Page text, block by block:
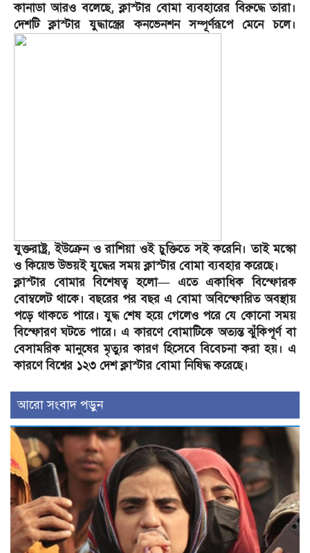
কানাডা আরও বলেছে, ক্লাস্টার বোমা ব্যবহারের বিরুদ্ধে তারা।
দেশটি ক্লাস্টার যুদ্ধাস্ত্রের কনভেনশন সম্পূর্ণরূপে মেনে চলে।
যুক্তরাষ্ট্র, ইউক্রেন ও রাশিয়া ওই চুক্তিতে সই করেনি। তাই মস্কো
ও কিয়েভ উভয়ই যুদ্ধের সময় ক্লাস্টার বোমা ব্যবহার করেছে।
ক্লাস্টার বোমার বিশেষত্ব হলো— এতে একাধিক বিস্ফোরক
বোম্বলেট থাকে। বছরের পর বছর এ বোমা অবিস্ফোরিত অবস্থায়
পড়ে থাকতে পারে। যুদ্ধ শেষ হয়ে গেলেও পরে যে কোনো সময়
বিস্ফোরণ ঘটতে পারে। এ কারণে বোমাটিকে অত্যন্ত ঝুঁকিপূর্ণ বা
বেসামরিক মানুষের মৃত্যুর কারণ হিসেবে বিবেচনা করা হয়। এ
কারণে বিশ্বের ১২৩ দেশ ক্লাস্টার বোমা নিষিদ্ধ করেছে।
আরো সংবাদ পড়ুন